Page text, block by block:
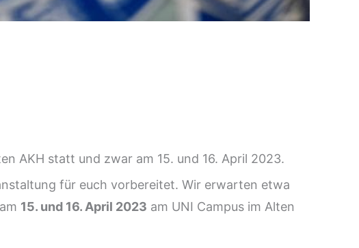
AKH statt und zwar am 15. und 16. April 2023.
für euch vorbereitet. Wir erwarten etwa
15. und 16. April 2023 am UNI Campus im Alten